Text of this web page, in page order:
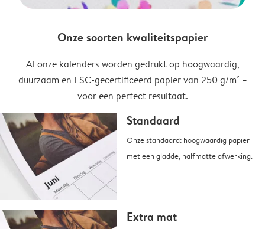
Onze soorten kwaliteitspapier
Al onze kalenders worden gedrukt op hoogwaardig,
duurzaam en FSC-gecertificeerd papier van 250 g/m² –
voor een perfect resultaat.
Standaard
Onze standaard: hoogwaardig papier
met een gladde, halfmatte afwerking.
Extra mat